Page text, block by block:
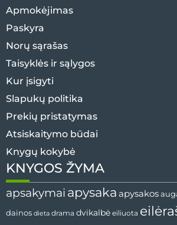
Apmokėjimas
Paskyra
Norų sąrašas
Taisyklės ir sąlygos
Kur įsigyti
Slapukų politika
Prekių pristatymas
Atsiskaitymo būdai
Knygų kokybė
KNYGOS ŽYMA
apsakymai apysaka apysakos
dainos dieta drama dvikalbė eiliuota